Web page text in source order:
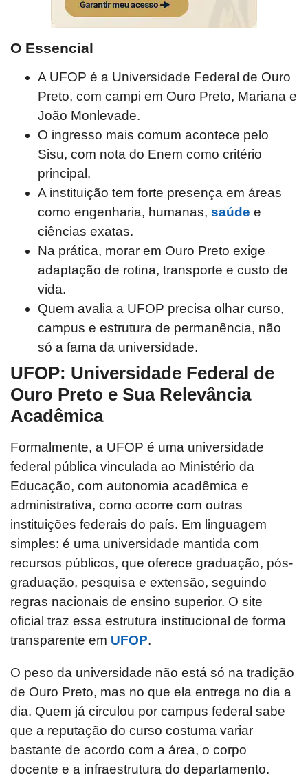
O Essencial
A UFOP é a Universidade Federal de Ouro
Preto, com campi em Ouro Preto, Mariana e
João Monlevade.
O ingresso mais comum acontece pelo
Sisu, com nota do Enem como critério
principal.
A instituição tem forte presença em áreas
como engenharia, humanas, saúde e
ciências exatas.
Na prática, morar em Ouro Preto exige
adaptação de rotina, transporte e custo de
vida.
Quem avalia a UFOP precisa olhar curso,
campus e estrutura de permanência, não
só a fama da universidade.
UFOP: Universidade Federal de
Ouro Preto e Sua Relevância
Acadêmica
Formalmente, a UFOP é uma universidade
federal pública vinculada ao Ministério da
Educação, com autonomia acadêmica e
administrativa, como ocorre com outras
instituições federais do país. Em linguagem
simples: é uma universidade mantida com
recursos públicos, que oferece graduação, pós-
graduação, pesquisa e extensão, seguindo
regras nacionais de ensino superior. O site
oficial traz essa estrutura institucional de forma
transparente em UFOP.
O peso da universidade não está só na tradição
de Ouro Preto, mas no que ela entrega no dia a
dia. Quem já circulou por campus federal sabe
que a reputação do curso costuma variar
bastante de acordo com a área, o corpo
docente e a infraestrutura do departamento.